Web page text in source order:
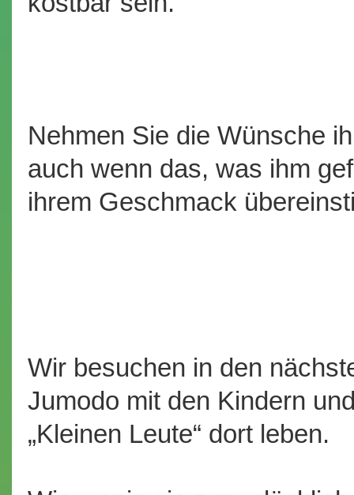
Nehmen Sie die Wünsche
auch wenn das, was ihm
ihrem Geschmack
Wir besuchen in den
Jumodo mit den Kindern
„Kleinen Leute“ dort leben.